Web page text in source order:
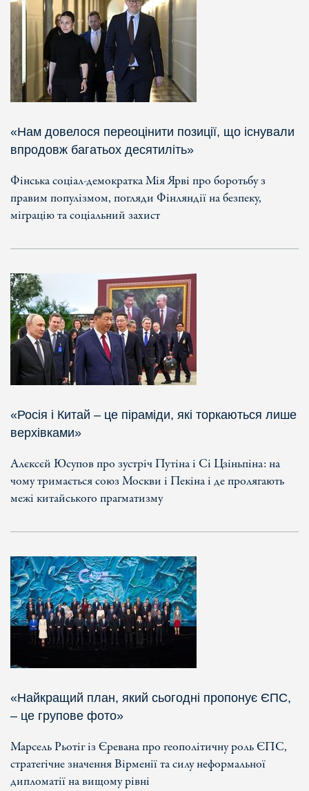
«Нам довелося переоцінити позиції, що існували
впродовж багатьох десятиліть»
Фінська соціал-демократка Мія Ярві про боротьбу з
правим популізмом, погляди Фінляндії на безпеку,
міграцію та соціальний захист
«Росія і Китай – це піраміди, які торкаються лише
верхівками»
Алєксєй Юсупов про зустріч Путіна і Сі Цзіньпіна: на
чому тримається союз Москви і Пекіна і де пролягають
межі китайського прагматизму
«Найкращий план, який сьогодні пропонує ЄПС,
– це групове фото»
Марсель Рьотіг із Єревана про геополітичну роль ЄПС,
стратегічне значення Вірменії та силу неформальної
дипломатії на вищому рівні